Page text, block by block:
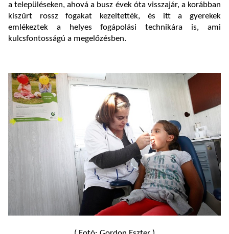
a településeken, ahová a busz évek óta visszajár, a korábban
kiszűrt rossz fogakat kezeltették, és itt a gyerekek
emlékeztek a helyes fogápolási technikára is, ami
kulcsfontosságú a megelőzésben.